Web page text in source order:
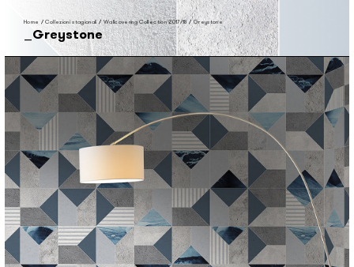
Home /Collezioni stagionali/ Wallcovering Collection 2017/18/Greystone
Greystone